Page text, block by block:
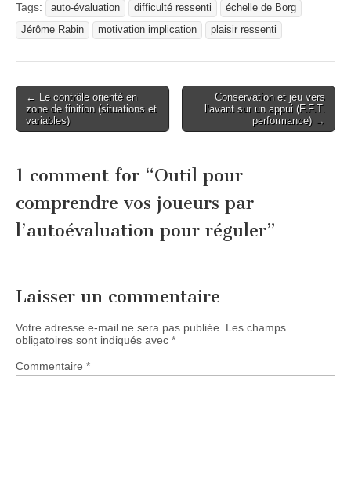
Tags: auto-évaluation difficulté ressenti
échelle de Borg
Jérôme Rabin
motivation implication plaisir ressenti
Post
navigation
← Le contrôle orienté en
zone de finition (situations et
variables)
Conservation et jeu vers
l’avant sur un appui (F.F.T.
performance) →
1 comment for “Outil pour
comprendre vos joueurs par
l’autoévaluation pour réguler”
Laisser un commentaire
Votre adresse e-mail ne sera pas publiée.
Les champs
obligatoires sont indiqués avec *
Commentaire *